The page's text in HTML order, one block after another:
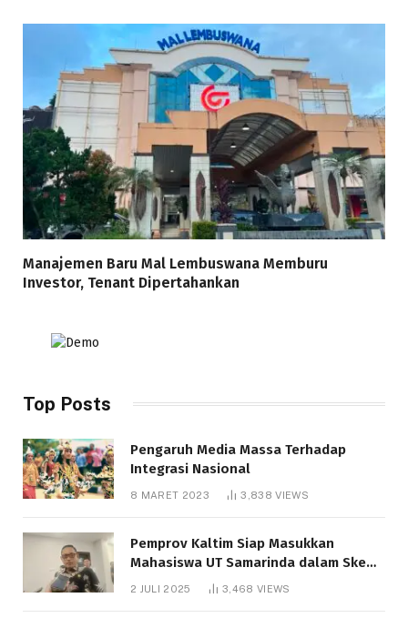
Manajemen Baru Mal Lembuswana Memburu
Investor, Tenant Dipertahankan
Top Posts
Pengaruh Media Massa Terhadap
Integrasi Nasional
8 MARET 2023 3,838VIEWS
Pemprov Kaltim Siap Masukkan
Mahasiswa UT Samarinda dalam Skema
Bantuan Pendidikan Gratispol
2 JULI 2025 3,468 VIEWS